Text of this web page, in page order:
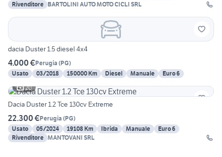
Rivenditore BARTOLINI AUTO MOTO CICLI SRL
dacia Duster 1.5 diesel 4x4
4.000 €Perugia (PG)
Usato
03/2018 150000 Km Diesel Manuale
Euro 6
20
Dacia Duster 1.2 Tce 130cv Extreme
22.300 €Perugia (PG)
Usato
05/2024 19108 Km Ibrida Manuale
Euro 6
Rivenditore MANTOVANI SRL